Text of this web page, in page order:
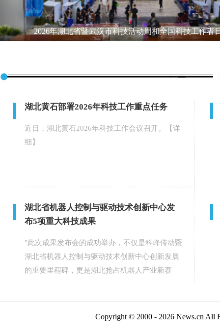
2026年湖北省暨武汉市科技活动周和全国科技工作者
湖北黄石部署2026年科技工作重点任务
近日，湖北黄石2026年科技工作会议召开。
【详
细】
湖北省机器人控制与驱动技术创新中心发
布5项重大科技成果
"此次成果发布会的成功举办，不仅是科峰传动暨
湖北省机器人控制与驱动技术创新中心创新发展
的重要里程碑，更是湖北抢占机器人产业新赛
Copyright © 2000 - 2026 News.cn